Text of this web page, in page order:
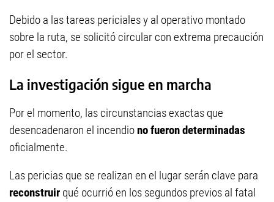
Debido a las tareas periciales y al operativo montado
sobre la ruta, se solicitó circular con extrema precaución
por el sector.
La investigación sigue en marcha
Por el momento, las circunstancias exactas que
desencadenaron el incendiono fueron determinadas
oficialmente.
Las pericias que se realizan en el lugar serán clave para
reconstruir qué ocurrió en los segundos previos al fatal